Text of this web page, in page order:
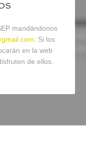
mandándonos
. Si los
en la web
de ellos.